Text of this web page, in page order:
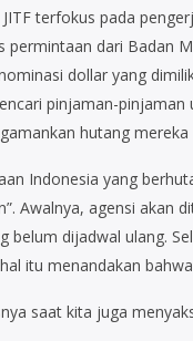
terfokus pada
dari Badan
dollar yang
pinjaman-
hutang
Indonesia yang
Awalnya, agensi
dijadwal ulang.
itu menandakan
saat kita juga